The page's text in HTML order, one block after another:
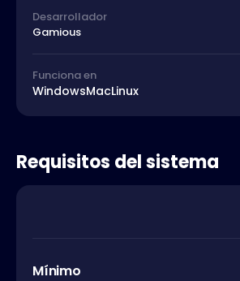
Desarrollador
Gamious
Funciona en
WindowsMacLinux
Requisitos del sistema
Mínimo